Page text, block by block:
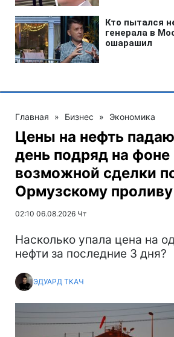
Главная » Бизнес » Экономика
Цены на нефть
день подряд на фоне
возможной сделки
Ормузскому проливу
02:10 06.08.2026 Чт
Насколько упала цена на
нефти за последние 3 дня?
ЭДУАРД ТКАЧ